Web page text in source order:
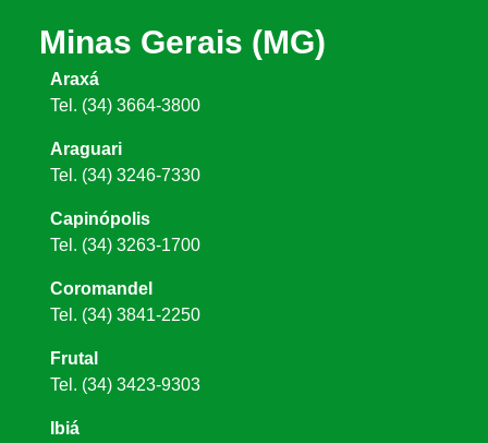
Minas Gerais (MG)
Araxá
Tel. (34) 3664-3800
Araguari
Tel. (34) 3246-7330
Capinópolis
Tel. (34) 3263-1700
Coromandel
Tel. (34) 3841-2250
Frutal
Tel. (34) 3423-9303
Ibiá